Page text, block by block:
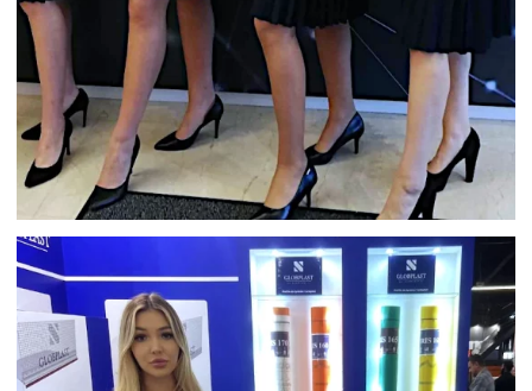
HOSTESSY KONFERENCJA W
WARSZAWIE